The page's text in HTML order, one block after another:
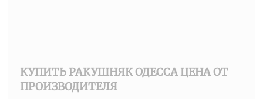
КУПИТЬ РАКУШНЯК ОДЕССА ЦЕНА ОТ
ПРОИЗВОДИТЕЛЯ